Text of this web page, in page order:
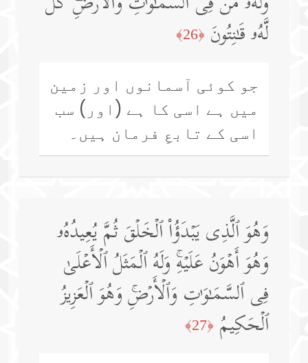
لَّهُۥ قَـٰنِتُونَ ﴿26﴾
جو کوئی آسمانوں اور زمین
میں ہے اسی کا ہے (اور) سب
اسی کے تابعِ فرمان ہیں۔
وَهُوَ ٱلَّذِی یَبۡدَؤُا۟ ٱلۡخَلۡقَ ثُمَّ یُعِیدُهُۥ
وَهُوَ أَهۡوَنُ عَلَیۡهِۚ وَلَهُ ٱلۡمَثَلُ ٱلۡأَعۡلَىٰ
فِی ٱلسَّمَـٰوَ ٰ⁠تِ وَٱلۡأَرۡضِۚ وَهُوَ ٱلۡعَزِیزُ
ٱلۡحَكِیمُ ﴿27﴾